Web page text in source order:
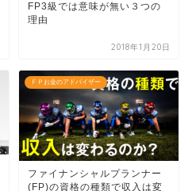
FP3級では意味が無い３つの
理由
2018年1月20日
ＦＰお金のアドバイザー
ファイナンシャルプランナー
(FP)の資格の種類で収入は変